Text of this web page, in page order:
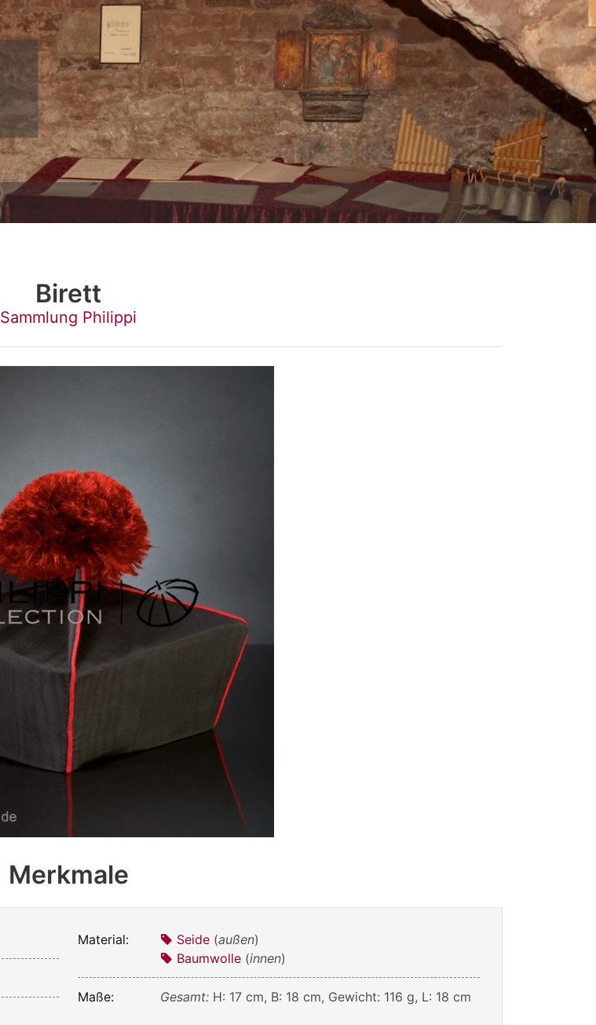
Birett
Sammlung Philippi
Merkmale
Material: Seide (außen)
Baumwolle (innen)
Maße: Gesamt: H: 17 cm, B: 18 cm, Gewicht: 116 g, L: 18 cm